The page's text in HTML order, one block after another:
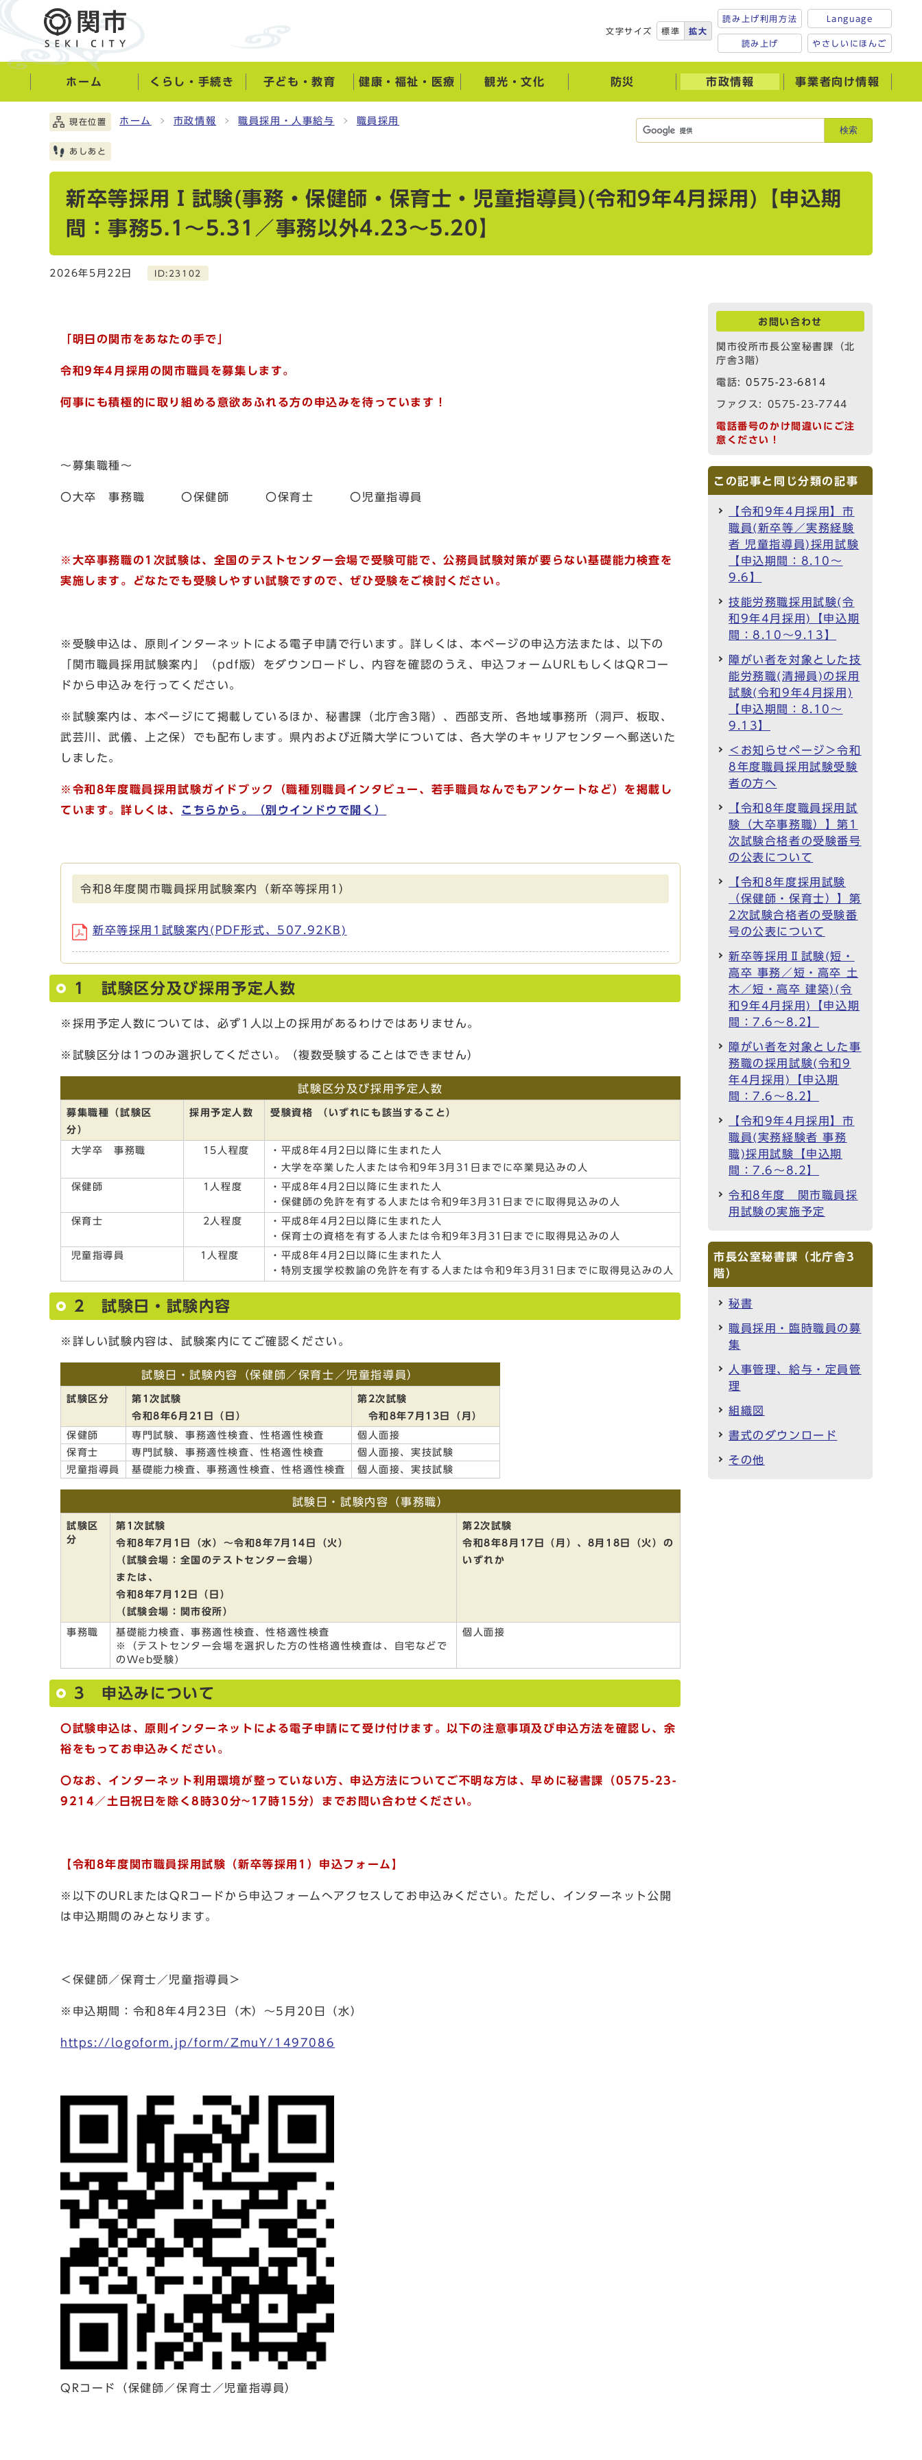
文字サイズ 標準 拡大
読み上げ利用方法
読み上げ
Language
やさしいにほんご
ホーム くらし・手続き 子ども・教育 健康・福祉・医療 観光・文化 防災 市政情報 事業者向け情報
検索
現在位置 ホーム 市政情報 職員採用・人事給与 職員採用
あしあと
新卒等採用Ⅰ試験(事務・保健師・保育士・児童指導員)(令和9年4月採用)【申込期
間：事務5.1～5.31／事務以外4.23～5.20】
2026年5月22日 ID:23102
「明日の関市をあなたの手で」
令和9年4月採用の関市職員を募集します。
何事にも積極的に取り組める意欲あふれる方の申込みを待っています！
～募集職種～
〇大卒 事務職 〇保健師 〇保育士 〇児童指導員
※大卒事務職の1次試験は、全国のテストセンター会場で受験可能で、公務員試験対策が要らない基礎能力検査を
実施します。どなたでも受験しやすい試験ですので、ぜひ受験をご検討ください。
※受験申込は、原則インターネットによる電子申請で行います。詳しくは、本ページの申込方法または、以下の
「関市職員採用試験案内」（pdf版）をダウンロードし、内容を確認のうえ、申込フォームURLもしくはQRコー
ドから申込みを行ってください。
※試験案内は、本ページにて掲載しているほか、秘書課（北庁舎3階）、西部支所、各地域事務所（洞戸、板取、
武芸川、武儀、上之保）でも配布します。県内および近隣大学については、各大学のキャリアセンターへ郵送いた
しました。
※令和8年度職員採用試験ガイドブック（職種別職員インタビュー、若手職員なんでもアンケートなど）を掲載し
ています。詳しくは、
こちらから。 （別ウインドウで開く）
令和8年度関市職員採用試験案内（新卒等採用1）
新卒等採用1試験案内(PDF形式、507.92KB)
1 試験区分及び採用予定人数
※採用予定人数については、必ず1人以上の採用があるわけではありません。
※試験区分は1つのみ選択してください。（複数受験することはできません）
試験区分及び採用予定人数
募集職種（試験区
分）
採用予定人数 受験資格 （いずれにも該当すること）
大学卒 事務職 15人程度
・平成8年4月2日以降に生まれた人
・大学を卒業した人または令和9年3月31日までに卒業見込みの人
保健師
1人程度
・平成8年4月2日以降に生まれた人
・保健師の免許を有する人または令和9年3月31日までに取得見込みの人
保育士
2人程度
・平成8年4月2日以降に生まれた人
・保育士の資格を有する人または令和9年3月31日までに取得見込みの人
児童指導員
1人程度
・平成8年4月2日以降に生まれた人
・特別支援学校教諭の免許を有する人または令和9年3月31日までに取得見込みの人
2 試験日・試験内容
※詳しい試験内容は、試験案内にてご確認ください。
試験日・試験内容（保健師／保育士／児童指導員）
試験区分
第1次試験
令和8年6月21日（日）
第2次試験
令和8年7月13日（月）
保健師
専門試験、事務適性検査、性格適性検査
個人面接
保育士
専門試験、事務適性検査、性格適性検査
個人面接、実技試験
児童指導員
基礎能力検査、事務適性検査、性格適性検査 個人面接、実技試験
試験日・試験内容（事務職）
試験区
分
第1次試験
令和8年7月1日（水）～令和8年7月14日（火）
（試験会場：全国のテストセンター会場）
または、
令和8年7月12日（日）
（試験会場：関市役所）
第2次試験
令和8年8月17日（月）、8月18日（火）の
いずれか
事務職
基礎能力検査、事務適性検査、性格適性検査
※（テストセンター会場を選択した方の性格適性検査は、自宅などで
のWeb受験）
個人面接
3 申込みについて
〇試験申込は、原則インターネットによる電子申請にて受け付けます。以下の注意事項及び申込方法を確認し、余
裕をもってお申込みください。
〇なお、インターネット利用環境が整っていない方、申込方法についてご不明な方は、早めに秘書課（0575-23-
9214／土日祝日を除く8時30分~17時15分）までお問い合わせください。
【令和8年度関市職員採用試験（新卒等採用1）申込フォーム】
※以下のURLまたはQRコードから申込フォームへアクセスしてお申込みください。ただし、インターネット公開
は申込期間のみとなります。
＜保健師／保育士／児童指導員＞
※申込期間：令和8年4月23日（木）～5月20日（水）
https://logoform.jp/form/ZmuY/1497086
QRコード（保健師／保育士／児童指導員）
お問い合わせ
関市役所市長公室秘書課（北
庁舎3階）
電話:0575-23-6814
ファクス: 0575-23-7744
電話番号のかけ間違いにご注
意ください！
この記事と同じ分類の記事
【令和9年4月採用】市
職員(新卒等／実務経験
者 児童指導員)採用試験
【申込期間：8.10～
9.6】
技能労務職採用試験(令
和9年4月採用)【申込期
間：8.10～9.13】
障がい者を対象とした技
能労務職(清掃員)の採用
試験(令和9年4月採用)
【申込期間：8.10～
9.13】
＜お知らせページ＞令和
8年度職員採用試験受験
者の方へ
【令和8年度職員採用試
験（大卒事務職）】第1
次試験合格者の受験番号
の公表について
【令和8年度採用試験
（保健師・保育士）】第
2次試験合格者の受験番
号の公表について
新卒等採用Ⅱ試験(短・
高卒 事務／短・高卒 土
木／短・高卒 建築)(令
和9年4月採用)【申込期
間：7.6～8.2】
障がい者を対象とした事
務職の採用試験(令和9
年4月採用)【申込期
間：7.6～8.2】
【令和9年4月採用】市
職員(実務経験者 事務
職)採用試験【申込期
間：7.6～8.2】
令和8年度 関市職員採
用試験の実施予定
市長公室秘書課（北庁舎3
階）
秘書
職員採用・臨時職員の募
集
人事管理、給与・定員管
理
組織図
書式のダウンロード
その他